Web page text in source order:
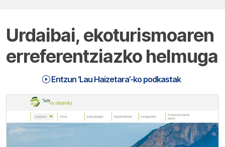
Urdaibai, ekoturismoaren
erreferentziazko helmuga
Entzun ‘Lau Haizetara’-ko podkastak